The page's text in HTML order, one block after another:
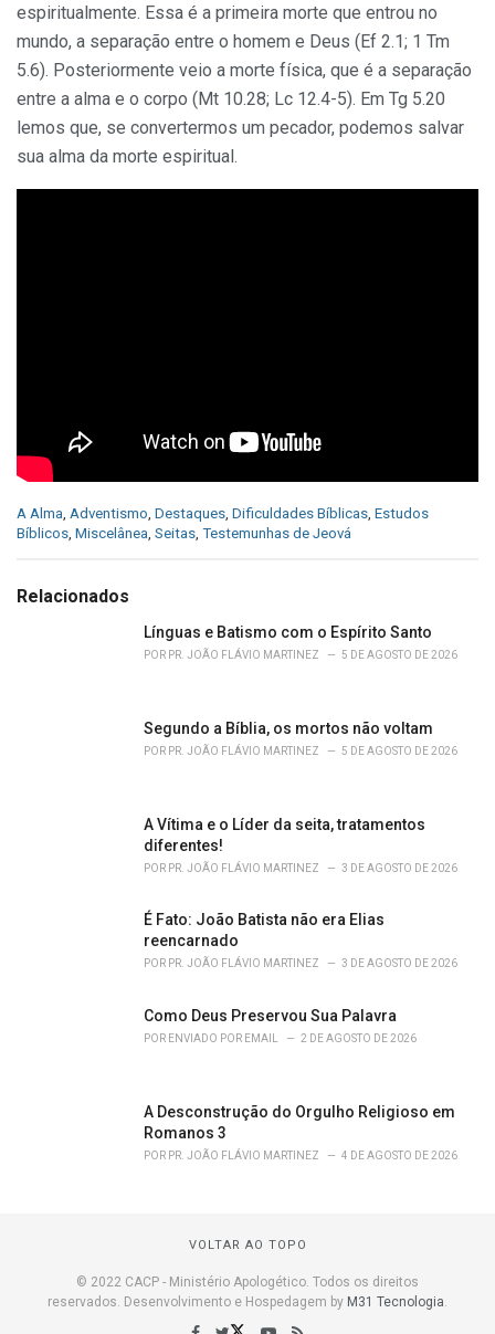
espiritualmente. Essa é a primeira morte que entrou no
mundo, a separação entre o homem e Deus (Ef 2.1; 1 Tm
5.6). Posteriormente veio a morte física, que é a separação
entre a alma e o corpo (Mt 10.28; Lc 12.4-5). Em Tg 5.20
lemos que, se convertermos um pecador, podemos salvar
sua alma da morte espiritual.
C
a
g
A Alma, Adventismo, Destaques, Dificuldades Bíblicas, Estudos
Bíblicos, Miscelânea, Seitas, Testemunhas de Jeová
Relacionados
Línguas e Batismo com o Espírito Santo
POR PR. JOÃO FLÁVIO MARTINEZ 5 DE AGOSTO DE 2026
Segundo a Bíblia, os mortos não voltam
POR PR. JOÃO FLÁVIO MARTINEZ 5 DE AGOSTO DE 2026
A Vítima e o Líder da seita, tratamentos
diferentes!
POR PR. JOÃO FLÁVIO MARTINEZ 3 DE AGOSTO DE 2026
É Fato: João Batista não era Elias
reencarnado
POR PR. JOÃO FLÁVIO MARTINEZ 3 DE AGOSTO DE 2026
Como Deus Preservou Sua Palavra
POR ENVIADO POR EMAIL 2 DE AGOSTO DE 2026
A Desconstrução do Orgulho Religioso em
Romanos 3
POR PR. JOÃO FLÁVIO MARTINEZ 4 DE AGOSTO DE 2026
VOLTAR AO TOPO
© 2022 CACP - Ministério Apologético. Todos os direitos
reservados. Desenvolvimento e Hospedagem by M31 Tecnologia.